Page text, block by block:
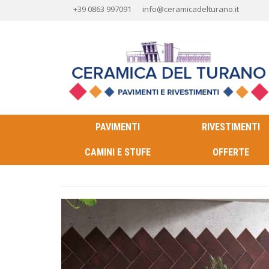
+39 0863 997091 info@ceramicadelturano.it
PAVIMENTI RIVESTIMENTI
CAMINI E STUFE OFFERTE